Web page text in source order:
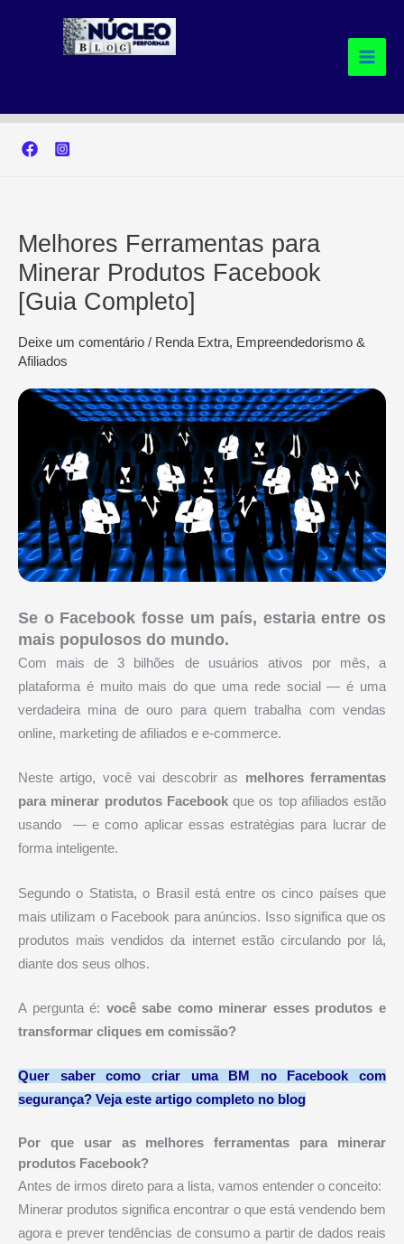
Melhores Ferramentas para
Minerar Produtos Facebook
[Guia Completo]
Deixe um comentário / Renda Extra, Empreendedorismo &
Afiliados
Se o Facebook fosse um país, estaria entre os
mais populosos do mundo.
Com mais de 3 bilhões de usuários ativos por mês, a
plataforma é muito mais do que uma rede social — é uma
verdadeira mina de ouro para quem trabalha com vendas
online, marketing de afiliados e e-commerce.
Neste artigo, você vai descobrir as melhores ferramentas
para minerar produtos Facebookque os top afiliados estão
usando — e como aplicar essas estratégias para lucrar de
forma inteligente.
Segundo o Statista, o Brasil está entre os cinco países que
mais utilizam o Facebook para anúncios. Isso significa que os
produtos mais vendidos da internet estão circulando por lá,
diante dos seus olhos.
A pergunta é: você sabe como minerar esses produtos e
transformar cliques em comissão?
Quer saber como criar uma BM no Facebook com
segurança? Veja este artigo completo no blog
Por que usar as melhores ferramentas para minerar
produtos Facebook?
Antes de irmos direto para a lista, vamos entender o conceito:
Minerar produtos significa encontrar o que está vendendo bem
agora e prever tendências de consumo a partir de dados reais